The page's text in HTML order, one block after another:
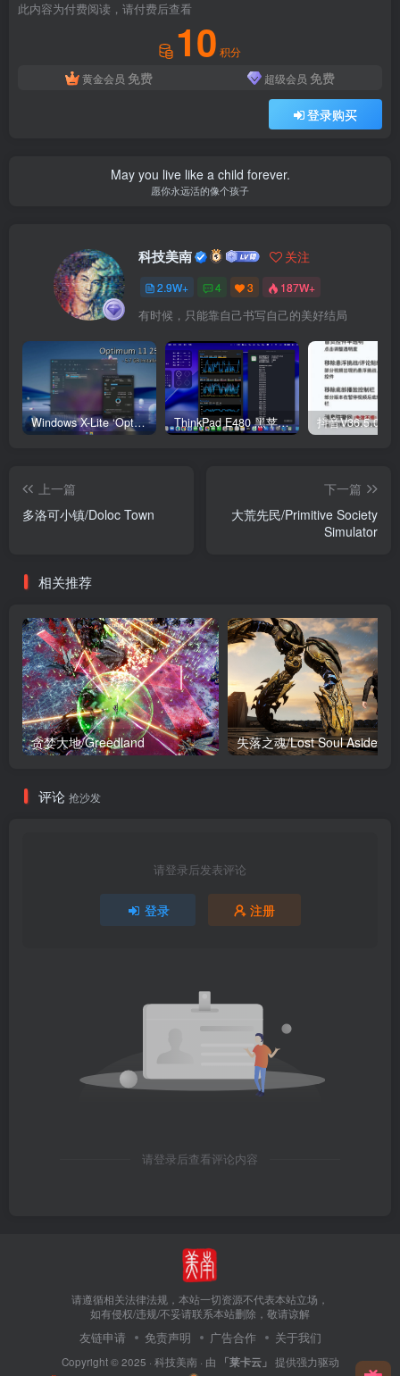
此内容为付费阅读，请付费后查看
10 积分
黄金会员 免费 超级会员 免费
登录购买
May you live like a child forever.
愿你永远活的像个孩子
科技美南 关注
2.9W+ 4 3 187W+
有时候，只能靠自己书写自己的美好结局
Windows X-Lite ‘Optimum 11’ 25H2 Pro v2 ThinkPad E480 黑苹果完美Tahoe的EFI分享（2026.03.01更新） 抖音V36.5.0 内
上一篇
多洛可小镇/Doloc Town
下一篇
大荒先民/Primitive Society
Simulator
相关推荐
贪婪大地/Greedland 失落之魂/Lost Soul Aside
评论 抢沙发
请登录后发表评论
登录 注册
请登录后查看评论内容
请遵循相关法律法规，本站一切资源不代表本站立场，
如有侵权/违规/不妥请联系本站删除，敬请谅解
友链申请 免责声明 广告合作 关于我们
Copyright © 2025 · 科技美南 · 由 「莱卡云」 提供强力驱动